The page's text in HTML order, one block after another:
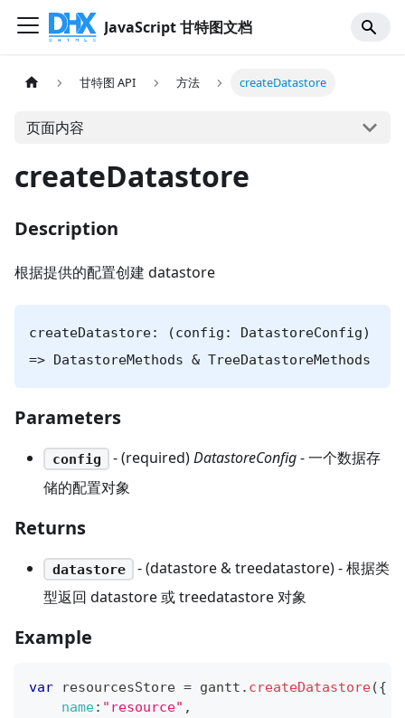
JavaScript 甘特图文档
甘特图 API 方法 createDatastore
页面内容
createDatastore
Description
根据提供的配置创建 datastore
createDatastore: (config: DatastoreConfig)
=> DatastoreMethods & TreeDatastoreMethods
Parameters
config - (required)DatastoreConfig- 一个数据存
储的配置对象
Returns
datastore
- (datastore & treedatastore) - 根据类
型返回 datastore 或 treedatastore 对象
Example
var resourcesStore = gantt . createDatastore({
name: "resource" ,